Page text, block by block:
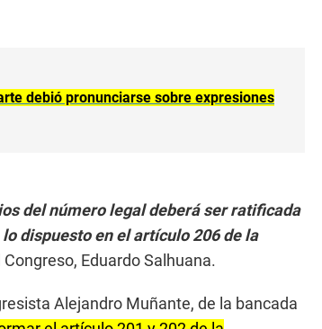
debió pronunciarse sobre expresiones
del número legal deberá ser ratificada
dispuesto en el artículo 206 de la
Eduardo Salhuana.
Alejandro Muñante, de la bancada